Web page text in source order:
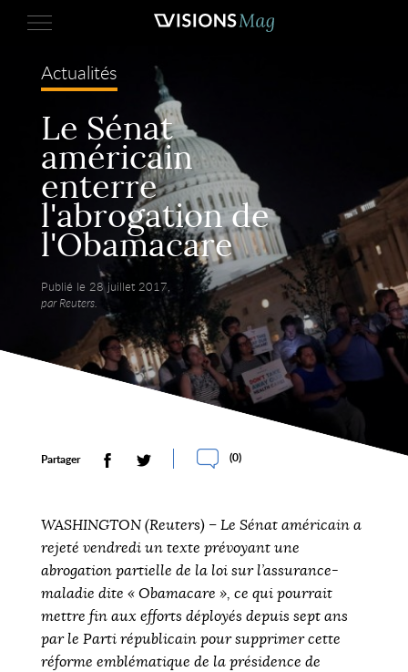
Actualités
Le Sénat
américain
enterre
l'abrogation de
l'Obamacare
Publié le 28 juillet 2017,
par Reuters.
Partager (0)
WASHINGTON (Reuters) – Le Sénat américain a
rejeté vendredi un texte prévoyant une
abrogation partielle de la loi sur l’assurance-
maladie dite « Obamacare », ce qui pourrait
mettre fin aux efforts déployés depuis sept ans
par le Parti républicain pour supprimer cette
réforme emblématique de la présidence de